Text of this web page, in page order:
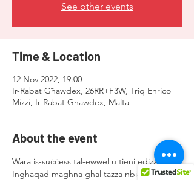
See other events
Time & Location
12 Nov 2022, 19:00
Ir-Rabat Għawdex, 26RR+F3W, Triq Enrico
Mizzi, Ir-Rabat Għawdex, Malta
About the event
Wara is-suċċess tal-ewwel u tieni edizzjoni.
Ingħaqad magħna għal tazza nbid u ktieb!